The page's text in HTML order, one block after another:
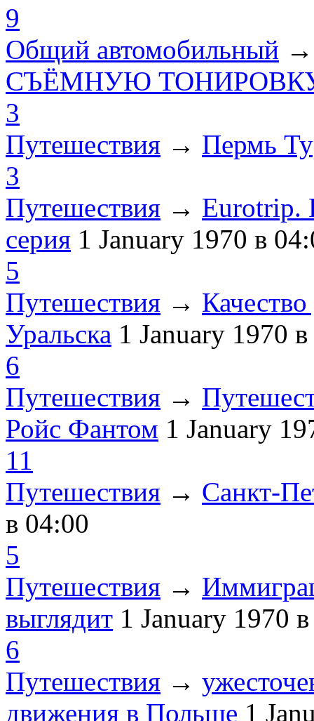
9
Общий автомобильный
СЪЁМНУЮ
3
Путешествия → Пермь
3
Путешествия → Eurotrip.
серия 1 January 1970 в
5
Путешествия →
Уральска 1 January 1970
6
Путешествия →
Ройс Фантом 1 January
11
Путешествия → Санкт-
в 04:00
5
Путешествия →
выглядит 1 January 1970
6
Путешествия →
движения в Польше 1